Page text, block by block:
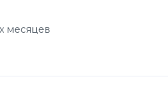
месяцев